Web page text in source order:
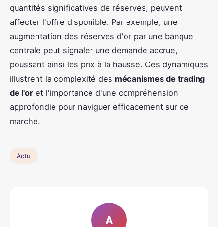
quantités significatives de réserves, peuvent
affecter l'offre disponible. Par exemple, une
augmentation des réserves d'or par une banque
centrale peut signaler une demande accrue,
poussant ainsi les prix à la hausse. Ces dynamiques
illustrent la complexité des mécanismes de trading
de l'or et l'importance d'une compréhension
approfondie pour naviguer efficacement sur ce
marché.
Actu
A